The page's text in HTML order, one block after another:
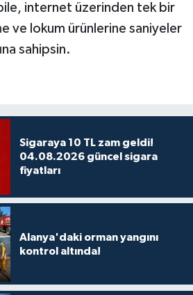
internet üzerinden tek bir
ve lokum ürünlerine saniyeler
sahipsin.
Sigaraya 10 TL zam geldi!
04.08.2026 güncel sigara
fiyatları
Alanya'daki orman yangını
kontrol altında!